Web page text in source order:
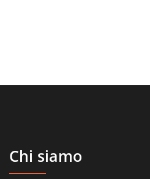
Chi siamo